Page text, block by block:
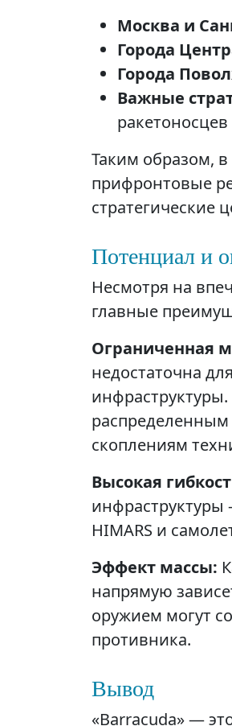
Москва и
Города
Города
Важные
Таким образом, в
прифронтовые
стратегические
Потенциал и
Несмотря на
главные
Ограниченная
недостаточна
распределенным
скоплениям
Высокая
HIMARS и
Эффект массы:
напрямую
оружием могут
противника.
Вывод
«Barracuda» —